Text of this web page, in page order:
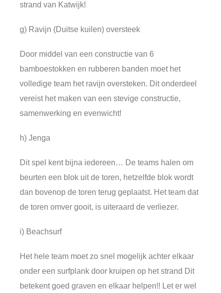
strand van Katwijk!
g) Ravijn (Duitse kuilen) oversteek
Door middel van een constructie van 6
bamboestokken en rubberen banden moet het
volledige team het ravijn oversteken. Dit onderdeel
vereist het maken van een stevige constructie,
samenwerking en evenwicht!
h) Jenga
Dit spel kent bijna iedereen… De teams halen om
beurten een blok uit de toren, hetzelfde blok wordt
dan bovenop de toren terug geplaatst. Het team dat
de toren omver gooit, is uiteraard de verliezer.
i) Beachsurf
Het hele team moet zo snel mogelijk achter elkaar
onder een surfplank door kruipen op het strand Dit
betekent goed graven en elkaar helpen!! Let er wel